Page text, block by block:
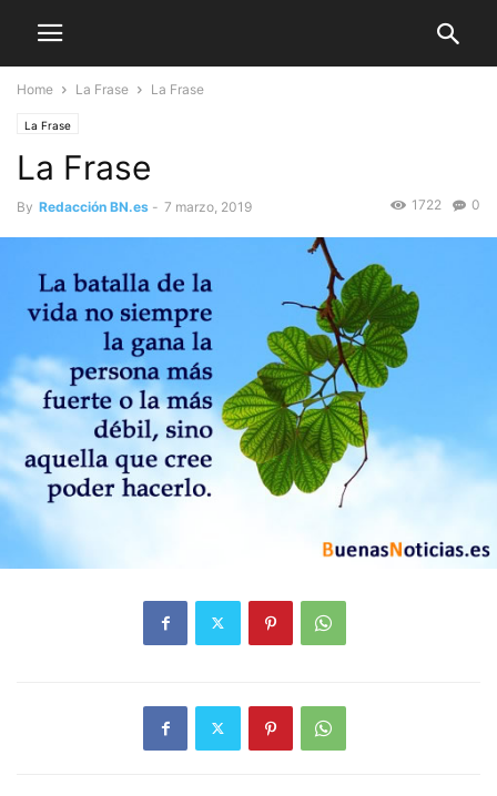
Home La Frase La Frase
La Frase
La Frase
By Redacción BN.es - 7 marzo, 2019 0
1722